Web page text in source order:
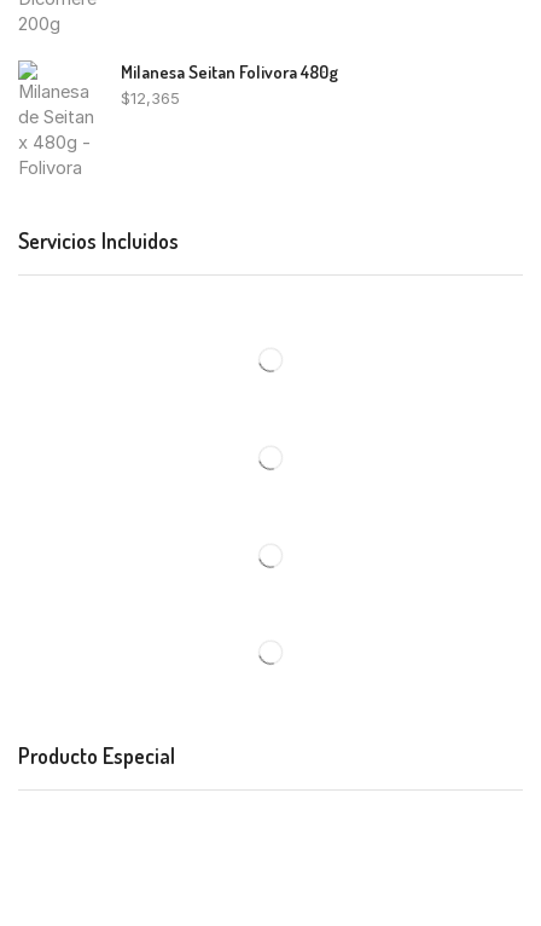
Milanesa Seitan Folivora 480g
$12,365
Servicios Incluidos
Producto Especial